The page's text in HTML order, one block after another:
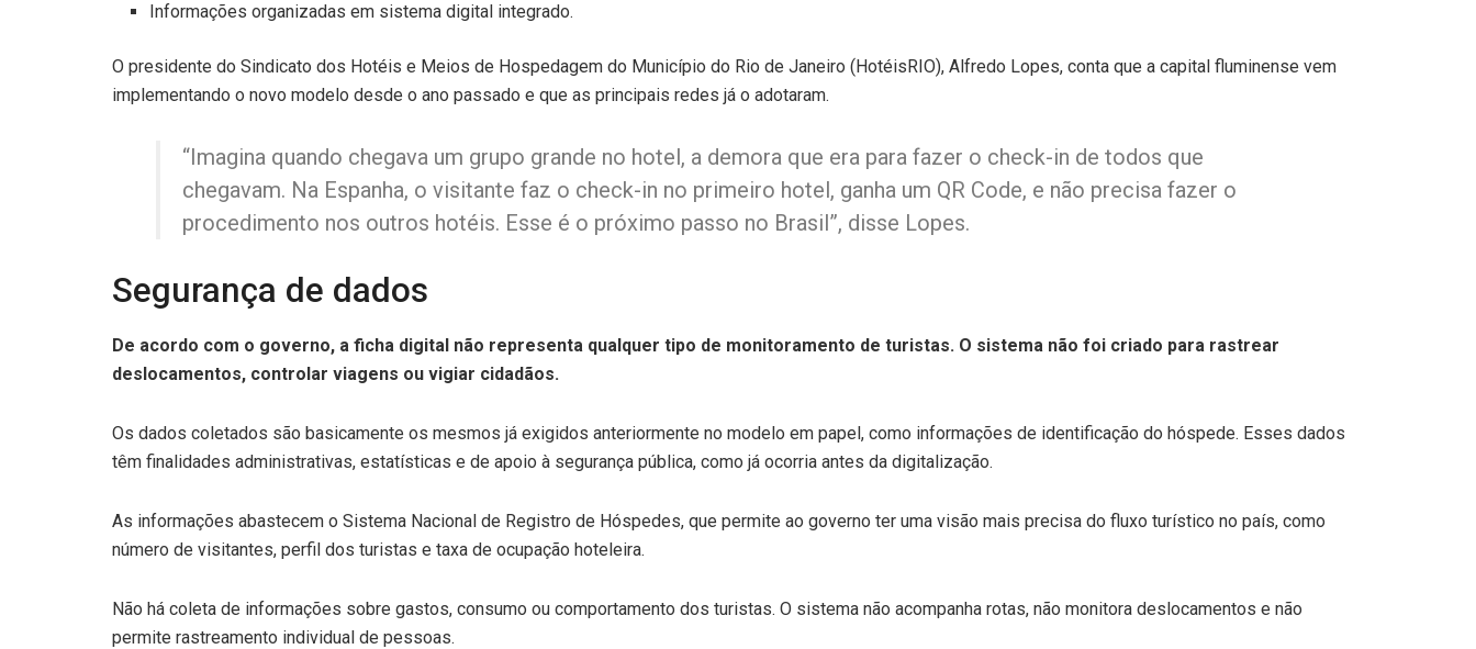
Informações organizadas em sistema digital integrado.
O presidente do Sindicato dos Hotéis e Meios de Hospedagem do Município do Rio de Janeiro (HotéisRIO), Alfredo Lopes, conta que a capital fluminense vem
implementando o novo modelo desde o ano passado e que as principais redes já o adotaram.
“Imagina quando chegava um grupo grande no hotel, a demora que era para fazer o check-in de todos que
chegavam. Na Espanha, o visitante faz o check-in no primeiro hotel, ganha um QR Code, e não precisa fazer o
procedimento nos outros hotéis. Esse é o próximo passo no Brasil”, disse Lopes.
Segurança de dados
De acordo com o governo, a ficha digital não representa qualquer tipo de monitoramento de turistas. O sistema não foi criado para rastrear
deslocamentos, controlar viagens ou vigiar cidadãos.
Os dados coletados são basicamente os mesmos já exigidos anteriormente no modelo em papel, como informações de identificação do hóspede. Esses dados
têm finalidades administrativas, estatísticas e de apoio à segurança pública, como já ocorria antes da digitalização.
As informações abastecem o Sistema Nacional de Registro de Hóspedes, que permite ao governo ter uma visão mais precisa do fluxo turístico no país, como
número de visitantes, perfil dos turistas e taxa de ocupação hoteleira.
Não há coleta de informações sobre gastos, consumo ou comportamento dos turistas. O sistema não acompanha rotas, não monitora deslocamentos e não
permite rastreamento individual de pessoas.